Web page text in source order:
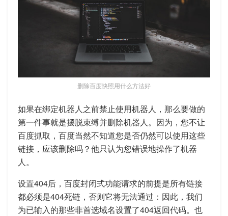
删除百度快照用什么方法好
如果在绑定机器人之前禁止使用机器人，那么要做的
第一件事就是摆脱束缚并删除机器人。因为，您不让
百度抓取，百度当然不知道您是否仍然可以使用这些
链接，应该删除吗？他只认为您错误地操作了机器
人。
设置404后，百度封闭式功能请求的前提是所有链接
都必须是404死链，否则它将无法通过：因此，我们
为已输入的那些非首选域名设置了404返回代码。也